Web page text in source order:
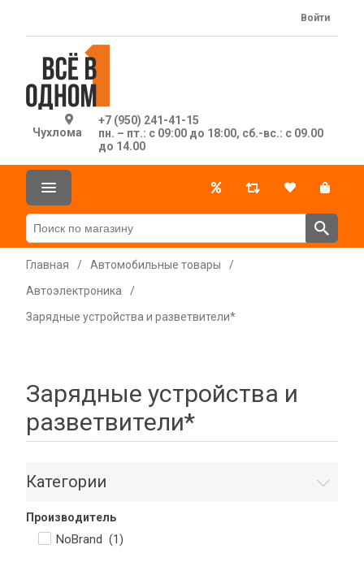
Чухлома
+7 (950) 241-41-15
пн. – пт.: с 09:00 до 18:00, сб.-вс.: с 09.00
до 14.00
Войти
Главная / Автомобильные товары
/
Автоэлектроника
/
Зарядные устройства и разветвители*
Зарядные устройства и
разветвители*
Категории
Производитель
NoBrand (1)